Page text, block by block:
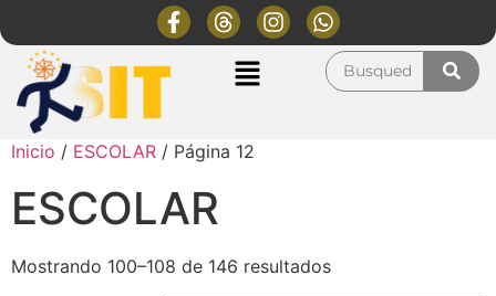
Inicio / ESCOLAR / Página 12
ESCOLAR
Mostrando 100–108 de 146 resultados